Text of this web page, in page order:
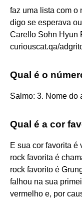
faz uma lista com o
digo se esperava
Carello Sohn Hyun
curiouscat.qa/
Qual é o
Salmo: 3. Nome do
Qual é a cor
E sua cor favorita é
rock favorita é
rock favorito é
falhou na sua
vermelho e, por